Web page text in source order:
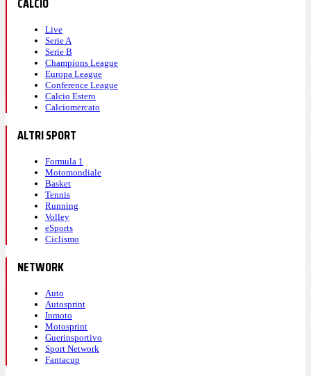
Live
Serie A
Serie B
Champions League
Europa League
Conference League
Calcio Estero
Calciomercato
ALTRI SPORT
Formula 1
Motomondiale
Basket
Tennis
Running
Volley
eSports
Ciclismo
NETWORK
Auto
Autosprint
Inmoto
Motosprint
Guerinsportivo
Sport Network
Fantacup